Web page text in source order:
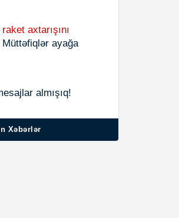
axtarışını
Müttəfiqlər ayağa
almışıq!
Xəbərlər